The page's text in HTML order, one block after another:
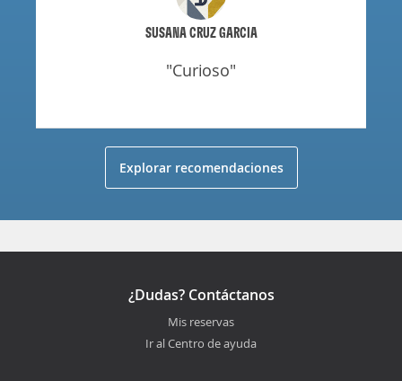
SUSANA CRUZ GARCIA
"curioso"
Explorar recomendaciones
¿Dudas? Contáctanos
Mis reservas
Ir al Centro de ayuda